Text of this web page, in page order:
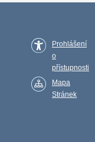
Prohlášení
o
přístupnosti
Mapa
Stránek